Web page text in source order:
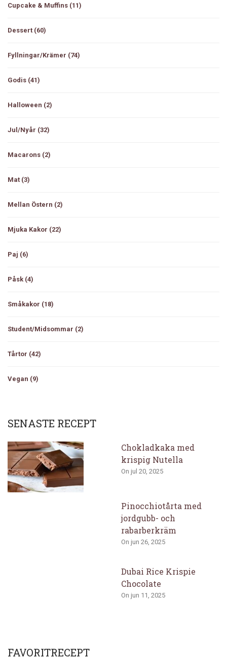
Cupcake & Muffins (11)
Dessert (60)
Fyllningar/Krämer (74)
Godis (41)
Halloween (2)
Jul/Nyår (32)
Macarons (2)
Mat (3)
Mellan Östern (2)
Mjuka Kakor (22)
Paj (6)
Påsk (4)
Småkakor (18)
Student/Midsommar (2)
Tårtor (42)
Vegan (9)
SENASTE RECEPT
Chokladkaka med
krispig Nutella
On jul 20, 2025
Pinocchiotårta med
jordgubb- och
rabarberkräm
On jun 26, 2025
Dubai Rice Krispie
Chocolate
On jun 11, 2025
FAVORITRECEPT